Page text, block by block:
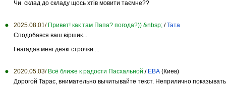
Чи склад до складу щось хтів мовити таємне??
2025.08.01/ Привет! как там Папа? погода?)) &nbsp; /Тата
Сподобався ваш віршик...
І нагадав мені деякі строчки ...
2020.05.03/ Всё ближе к радости Пасхальной,/ ЕВА (Киев)
Дорогой Тарас, внимательно вычитывайте текст. Неприлично